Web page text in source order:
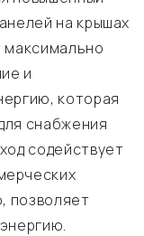
на крышах
максимально
и
которая
снабжения
содействует
позволяет